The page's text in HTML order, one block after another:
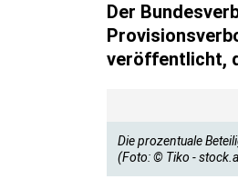
Der
veröffentlicht,
Die prozentuale
(Foto: © Tiko -